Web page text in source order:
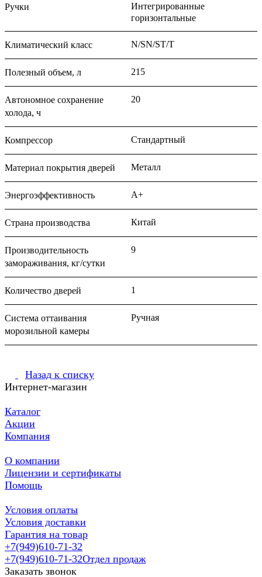
Ручки
Интегрированные
горизонтальные
Климатический класс N/SN/ST/T
Полезный объем, л 215
Автономное сохранение
холода, ч
20
Компрессор Стандартный
Материал покрытия дверей Металл
Энергоэффективность A+
Страна производства Китай
Производительность
замораживания, кг/⁠сутки
9
Количество дверей 1
Система оттаивания
морозильной камеры
Ручная
Назад к списку
Интернет-магазин
Каталог
Акции
Компания
О компании
Лицензии и сертификаты
Помощь
Условия оплаты
Условия доставки
Гарантия на товар
+7(949)610-71-32
+7(949)610-71-32Отдел продаж
Заказать звонок